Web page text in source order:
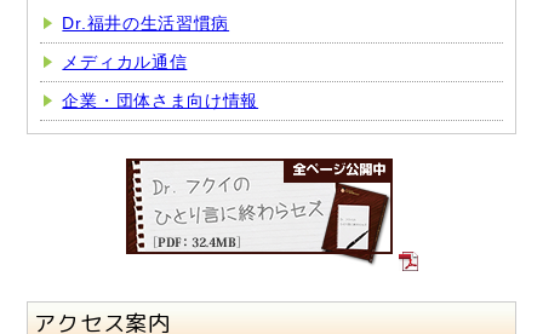
Dr.福井の生活習慣病
メディカル通信
企業・団体さま向け情報
アクセス案内